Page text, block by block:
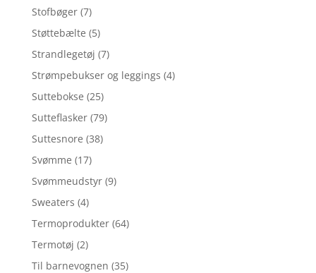
Stofbøger (7)
Støttebælte (5)
Strandlegetøj (7)
Strømpebukser og leggings (4)
Suttebokse (25)
Sutteflasker (79)
Suttesnore (38)
Svømme (17)
Svømmeudstyr (9)
Sweaters (4)
Termoprodukter (64)
Termotøj (2)
Til barnevognen (35)